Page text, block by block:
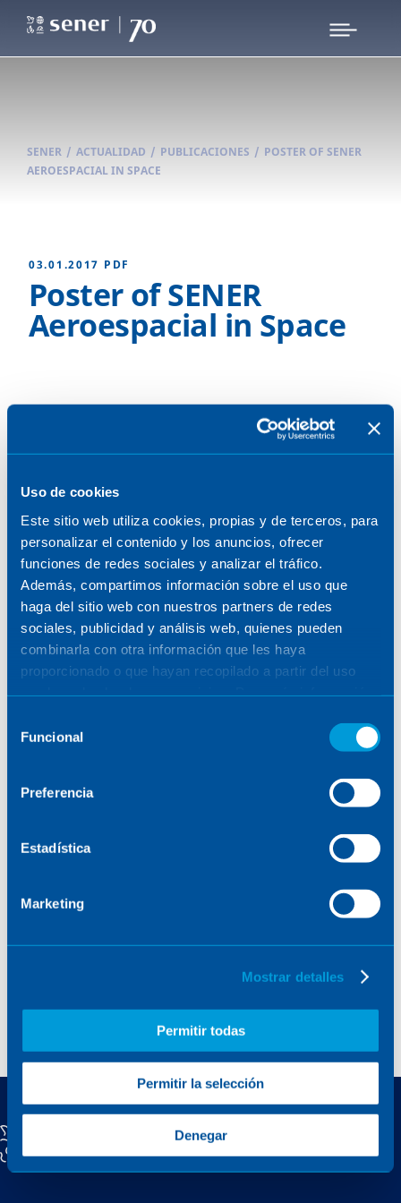
Uso de cookies
Este sitio web utiliza cookies, propias y de terceros, para
personalizar el contenido y los anuncios, ofrecer
funciones de redes sociales y analizar el tráfico.
Además, compartimos información sobre el uso que
haga del sitio web con nuestros partners de redes
sociales, publicidad y análisis web, quienes pueden
combinarla con otra información que les haya
proporcionado o que hayan recopilado a partir del uso
Funcional
Preferencia
Estadística
Marketing
Mostrar detalles
Permitir todas
Permitir la selección
Denegar
SENER / ACTUALIDAD / PUBLICACIONES / POSTER OF SENER
AEROESPACIAL IN SPACE
03.01.2017 PDF
Poster of SENER
Aeroespacial in Space
Format:pdf
vehicles to agencies in the USA (NASA), Europe
DOWNLOAD